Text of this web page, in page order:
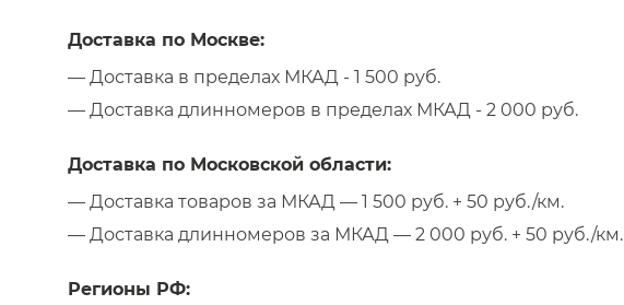
Доставка по Москве:
— Доставка в пределах МКАД - 1 500 руб.
— Доставка длинномеров в пределах МКАД - 2 000 руб.
Доставка по Московской области:
— Доставка товаров за МКАД — 1 500 руб. + 50 руб./км.
— Доставка длинномеров за МКАД — 2 000 руб. + 50 руб./км.
Регионы РФ: